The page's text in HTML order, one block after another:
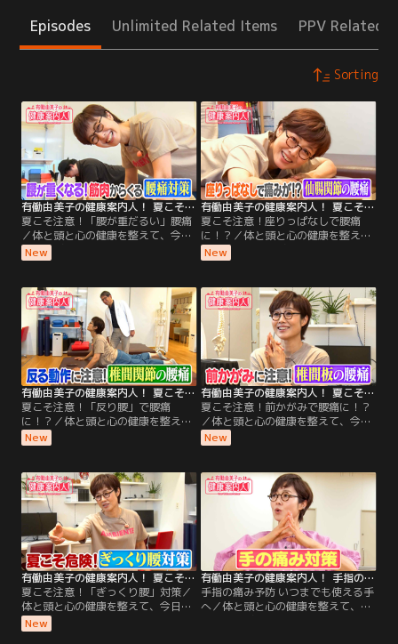
Episodes Unlimited Related Items PPV Related
Sorting
有働由美子の健康案内人！ 夏こそ注意！「腰が重だるい」腰痛
夏こそ注意！「腰が重だるい」腰痛
／体と頭と心の健康を整えて、今日
もごきげんな1日を過ごしましょ
う！ 今週のテーマは「夏こそ気をつ
なる！筋肉からくる腰痛の対策」を
ご案内します！ 後半は、有働さんの
「2分体操」！たった2分で元気な足
腰をめざす体操を、一緒に楽しくや
ってみましょう！
New
有働由美子の健康案内人！ 夏こそ注意！座りっぱなしで腰痛に！？
夏こそ注意！座りっぱなしで腰痛
に！？／体と頭と心の健康を整え
て、今日もごきげんな1日を過ごし
ましょう！ 今週のテーマは「夏こそ
時間座っていると痛い！“仙腸関節
（せんちょうかんせつ）”からくる
腰痛の対策」をご案内します！後半
は、有働さんの「2分体操」！たっ
た2分で元気な足腰をめざす体操
を、一緒に楽しくやってみましょ
う！
New
有働由美子の健康案内人！ 夏こそ注意！「反り腰」で腰痛に！？
夏こそ注意！「反り腰」で腰痛
に！？／体と頭と心の健康を整え
て、今日もごきげんな1日を過ごし
ましょう！ 今週のテーマは「夏こそ
る動作に注意！“椎間関節（ついか
んかんせつ）”タイプの腰痛対策」
をご案内します！ 後半は、有働さん
の「2分体操」！たった2分で元気な
足腰をめざす体操を、一緒に楽しく
やってみましょう！
New
有働由美子の健康案内人！ 夏こそ注意！前かがみで腰痛に！？
夏こそ注意！前かがみで腰痛に！？
／体と頭と心の健康を整えて、今日
もごきげんな1日を過ごしましょ
う！ 今週のテーマは「夏こそ気をつ
に注意！“椎間板（ついかんば
ん）”の腰痛対策」をご案内しま
す！ 後半は、有働さんの「2分体
操」！たった2分で元気な足腰をめ
ざす体操を、一緒に楽しくやってみ
ましょう！
New
有働由美子の健康案内人！ 夏こそ注意！「ぎっくり腰」対策
夏こそ注意！「ぎっくり腰」対策／
体と頭と心の健康を整えて、今日も
ごきげんな1日を過ごしましょう！
今週のテーマは「夏こそ気をつけた
New
有働由美子の健康案内人！ 手指の痛み予防 いつまでも使える手へ
手指の痛み予防 いつまでも使える手
へ／体と頭と心の健康を整えて、今